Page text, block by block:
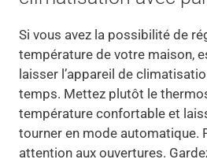
Si vous avez la possibilité de
température de votre maison,
laisser l’appareil de
temps. Mettez plutôt le
température confortable et
tourner en mode automatique.
attention aux ouvertures.